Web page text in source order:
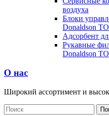
воздуха
Блоки
Donaldson
Адсорбент
Рукавные
Donaldson
О нас
Широкий ассортимент и